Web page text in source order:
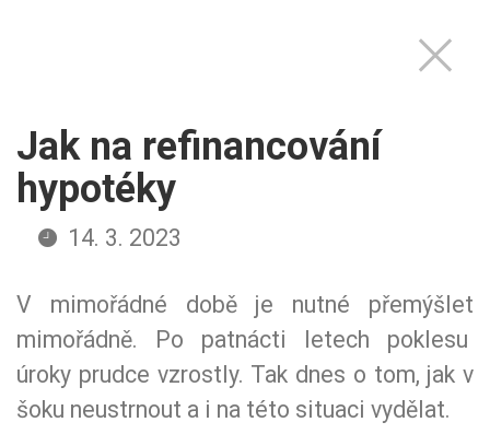
Jak na refinancování
hypotéky
14. 3. 2023
V mimořádné době je nutné přemýšlet
mimořádně. Po patnácti letech poklesu
úroky prudce vzrostly. Tak dnes o tom, jak v
šoku neustrnout a i na této situaci vydělat.